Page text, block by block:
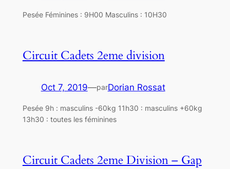
Pesée Féminines : 9H00 Masculins : 10H30
Circuit Cadets 2eme division
Oct 7, 2019—parDorian Rossat
Pesée 9h : masculins -60kg 11h30 : masculins +60kg
13h30 : toutes les féminines
Circuit Cadets 2eme Division – Gap